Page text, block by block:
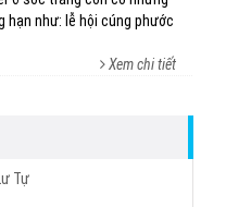
hạn như: lễ hội cúng phước
Xem chi tiết
Tự